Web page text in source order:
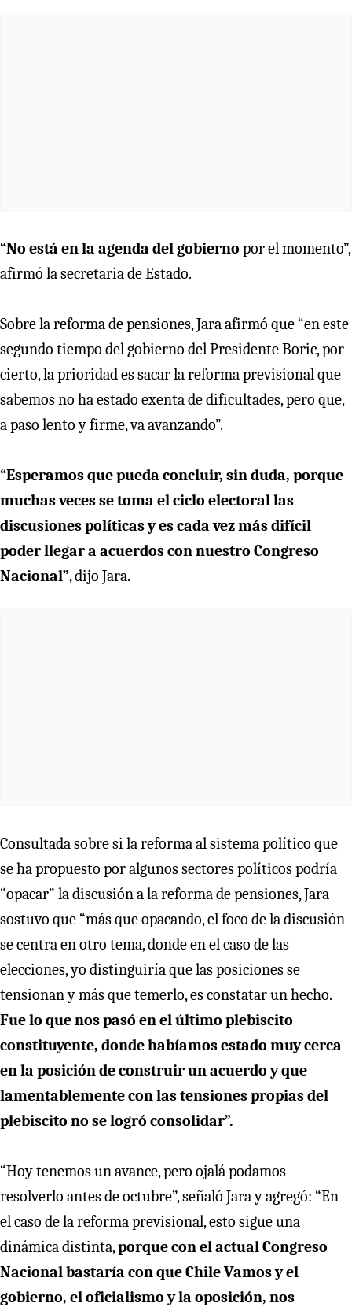
“No está en la agenda del gobierno por el momento”,
afirmó la secretaria de Estado.
Sobre la reforma de pensiones, Jara afirmó que “en este
segundo tiempo del gobierno del Presidente Boric, por
cierto, la prioridad es sacar la reforma previsional que
sabemos no ha estado exenta de dificultades, pero que,
a paso lento y firme, va avanzando”.
“Esperamos que pueda concluir, sin duda, porque
muchas veces se toma el ciclo electoral las
discusiones políticas y es cada vez más difícil
poder llegar a acuerdos con nuestro Congreso
Nacional”, dijo Jara.
Consultada sobre si la reforma al sistema político que
se ha propuesto por algunos sectores políticos podría
“opacar” la discusión a la reforma de pensiones, Jara
sostuvo que “más que opacando, el foco de la discusión
se centra en otro tema, donde en el caso de las
elecciones, yo distinguiría que las posiciones se
tensionan y más que temerlo, es constatar un hecho.
Fue lo que nos pasó en el último plebiscito
constituyente, donde habíamos estado muy cerca
en la posición de construir un acuerdo y que
lamentablemente con las tensiones propias del
plebiscito no se logró consolidar”.
“Hoy tenemos un avance, pero ojalá podamos
resolverlo antes de octubre”, señaló Jara y agregó: “En
el caso de la reforma previsional, esto sigue una
dinámica distinta,porque con el actual Congreso
Nacional bastaría con que Chile Vamos y el
gobierno, el oficialismo y la oposición, nos